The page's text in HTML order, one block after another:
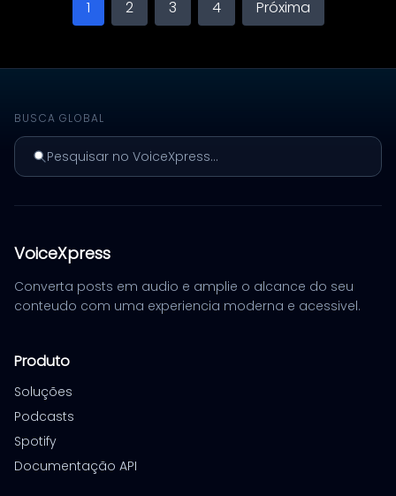
1 2 3 4 Próxima
BUSCA GLOBAL
Pesquisar no VoiceXpress...
VoiceXpress
Converta posts em audio e amplie o alcance do seu
conteudo com uma experiencia moderna e acessivel.
Produto
Soluções
Podcasts
Spotify
Documentação API